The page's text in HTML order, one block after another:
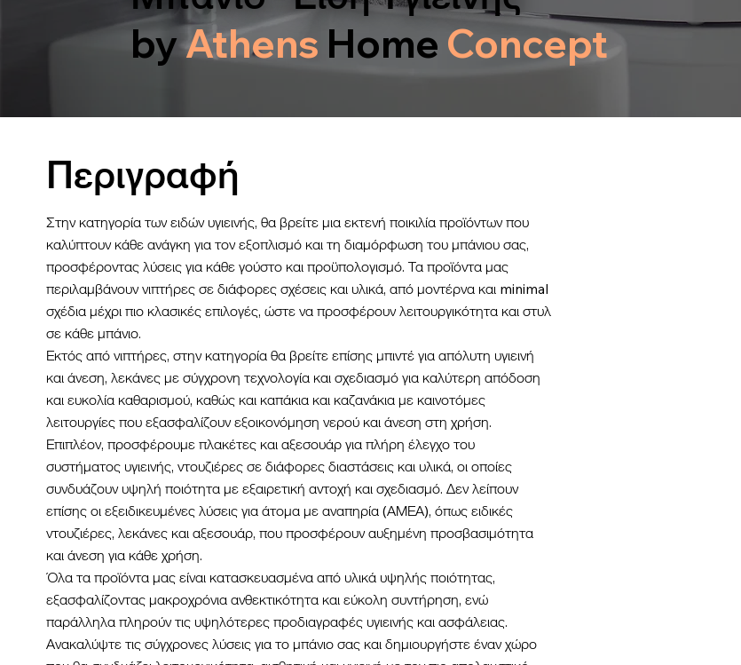
byAthens Home Concept
Περιγραφή
Στην κατηγορία των ειδών υγιεινής, θα βρείτε μια εκτενή ποικιλία προϊόντων που
καλύπτουν κάθε ανάγκη για τον εξοπλισμό και τη διαμόρφωση του μπάνιου σας,
προσφέροντας λύσεις για κάθε γούστο και προϋπολογισμό. Τα προϊόντα μας
περιλαμβάνουν νιπτήρες σε διάφορες σχέσεις και υλικά, από μοντέρνα και minimal
σχέδια μέχρι πιο κλασικές επιλογές, ώστε να προσφέρουν λειτουργικότητα και στυλ
σε κάθε μπάνιο.
Εκτός από νιπτήρες, στην κατηγορία θα βρείτε επίσης μπιντέ για απόλυτη υγιεινή
και άνεση, λεκάνες με σύγχρονη τεχνολογία και σχεδιασμό για καλύτερη απόδοση
και ευκολία καθαρισμού, καθώς και καπάκια και καζανάκια με καινοτόμες
λειτουργίες που εξασφαλίζουν εξοικονόμηση νερού και άνεση στη χρήση.
Επιπλέον, προσφέρουμε πλακέτες και αξεσουάρ για πλήρη έλεγχο του
συστήματος υγιεινής, ντουζιέρες σε διάφορες διαστάσεις και υλικά, οι οποίες
συνδυάζουν υψηλή ποιότητα με εξαιρετική αντοχή και σχεδιασμό. Δεν λείπουν
επίσης οι εξειδικευμένες λύσεις για άτομα με αναπηρία (ΑΜΕΑ), όπως ειδικές
ντουζιέρες, λεκάνες και αξεσουάρ, που προσφέρουν αυξημένη προσβασιμότητα
και άνεση για κάθε χρήση.
Όλα τα προϊόντα μας είναι κατασκευασμένα από υλικά υψηλής ποιότητας,
εξασφαλίζοντας μακροχρόνια ανθεκτικότητα και εύκολη συντήρηση, ενώ
παράλληλα πληρούν τις υψηλότερες προδιαγραφές υγιεινής και ασφάλειας.
Ανακαλύψτε τις σύγχρονες λύσεις για το μπάνιο σας και δημιουργήστε έναν χώρο